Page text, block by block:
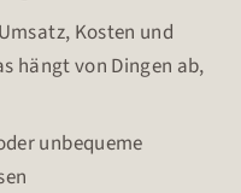
Kosten und
hängt von Dingen ab,
unbequeme